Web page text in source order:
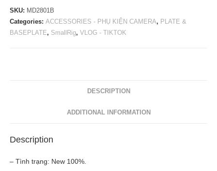
Lock
Assembly
Kit
SKU: MD2801B
Categories: ACCESSORIES - PHỤ KIỆN CAMERA, PLATE &
BASEPLATE, SmallRig, VLOG - TIKTOK
DESCRIPTION
ADDITIONAL INFORMATION
Description
– Tình trạng: New 100%.